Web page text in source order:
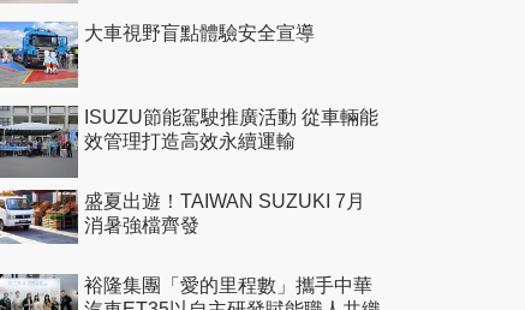
大車視野盲點體驗安全宣導
ISUZU節能駕駛推廣活動 從車輛能
效管理打造高效永續運輸
盛夏出遊！TAIWAN SUZUKI 7月
消暑強檔齊發
裕隆集團「愛的里程數」攜手中華